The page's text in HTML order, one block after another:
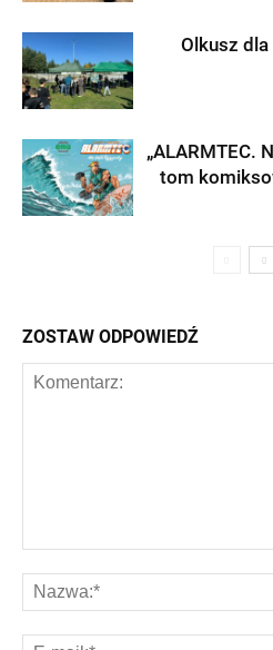
Olkusz
„ALARMTEC.
tom
ZOSTAW ODPOWIEDŹ